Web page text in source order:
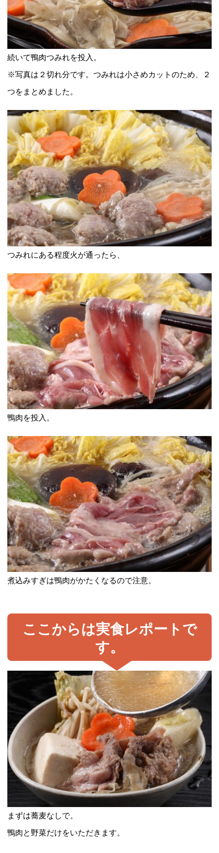
続いて鴨肉つみれを投入。
※写真は２切れ分です。つみれは小さめカットのため、２
つをまとめました。
つみれにある程度火が通ったら、
鴨肉を投入。
煮込みすぎは鴨肉がかたくなるので注意。
ここからは実食レポートで
す。
まずは蕎麦なしで。
鴨肉と野菜だけをいただきます。